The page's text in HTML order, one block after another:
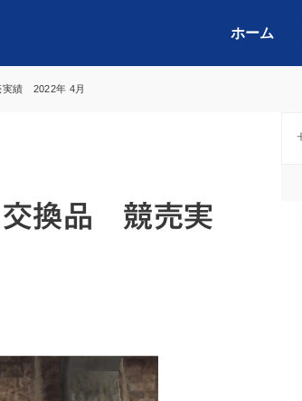
ホーム
績 2022年 4月
換品 競売実